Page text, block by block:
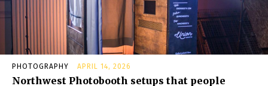
PHOTOGRAPHY APRIL 14, 2026
Northwest Photobooth setups that people